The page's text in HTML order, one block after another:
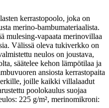
kerrastopoolo, joka on
merino-bambumateriaalista.
mulesing-vapaata merinovillaa
Välissä oleva tukiverkko on
neulos on joustava,
säätelee kehon lämpötilaa ja
ansiosta kerrastopaita
joille kaikki villalaadut
poolokaulus suojaa
225 g/m², merinomikroni: